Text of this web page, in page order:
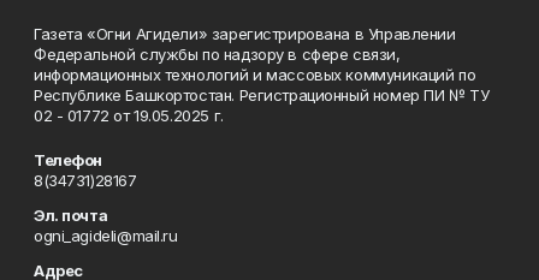
Газета «Огни Агидели» зарегистрирована в Управлении
Федеральной службы по надзору в сфере связи,
информационных технологий и массовых коммуникаций по
Республике Башкортостан. Регистрационный номер ПИ № ТУ
02 - 01772 от 19.05.2025 г.
Телефон
8(34731)28167
Эл. почта
ogni_agideli@mail.ru
Адрес